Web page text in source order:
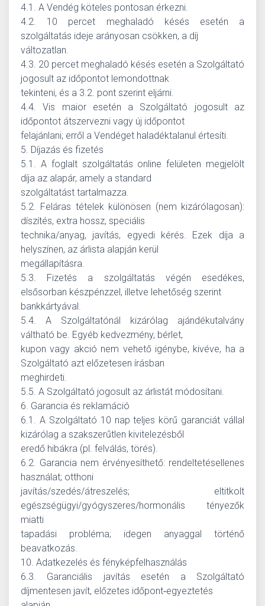
4.1. A Vendég köteles pontosan érkezni.
4.2. 10 percet meghaladó késés esetén a
szolgáltatás ideje arányosan csökken, a díj
változatlan.
4.3. 20 percet meghaladó késés esetén a Szolgáltató
jogosult az időpontot lemondottnak
tekinteni, és a 3.2. pont szerint eljárni.
4.4. Vis maior esetén a Szolgáltató jogosult az
időpontot átszervezni vagy új időpontot
felajánlani; erről a Vendéget haladéktalanul értesíti.
5. Díjazás és fizetés
5.1. A foglalt szolgáltatás online felületen megjelölt
díja az alapár, amely a standard
szolgáltatást tartalmazza.
5.2. Feláras tételek különösen (nem kizárólagosan):
díszítés, extra hossz, speciális
technika/anyag, javítás, egyedi kérés. Ezek díja a
helyszínen, az árlista alapján kerül
megállapításra.
5.3. Fizetés a szolgáltatás végén esedékes,
elsősorban készpénzzel, illetve lehetőség szerint
bankkártyával.
5.4. A Szolgáltatónál kizárólag ajándékutalvány
váltható be. Egyéb kedvezmény, bérlet,
kupon vagy akció nem vehető igénybe, kivéve, ha a
Szolgáltató azt előzetesen írásban
meghirdeti.
5.5. A Szolgáltató jogosult az árlistát módosítani.
6. Garancia és reklamáció
6.1. A Szolgáltató 10 nap teljes körű garanciát vállal
kizárólag a szakszerűtlen kivitelezésből
eredő hibákra (pl. felválás, törés).
6.2. Garancia nem érvényesíthető: rendeltetésellenes
használat; otthoni
javítás/szedés/átreszelés; eltitkolt
egészségügyi/gyógyszeres/hormonális tényezők
miatti
tapadási probléma; idegen anyaggal történő
beavatkozás.
10. Adatkezelés és fényképfelhasználás
6.3. Garanciális javítás esetén a Szolgáltató
díjmentesen javít, előzetes időpont‑egyeztetés